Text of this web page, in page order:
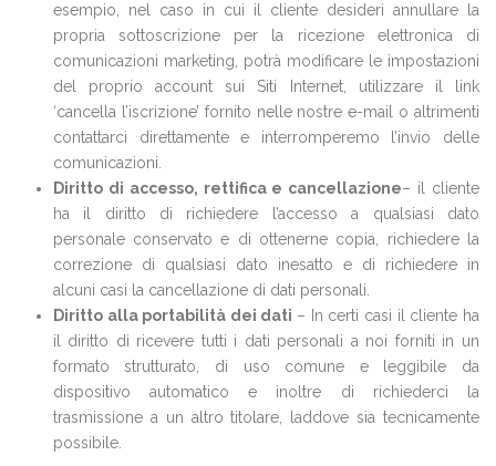
esempio, nel caso in cui il cliente desideri annullare la
propria sottoscrizione per la ricezione elettronica di
comunicazioni marketing, potrà modificare le impostazioni
del proprio account sui Siti Internet, utilizzare il link
‘cancella l’iscrizione’ fornito nelle nostre e-mail o altrimenti
contattarci direttamente e interromperemo l’invio delle
comunicazioni.
Diritto di accesso, rettifica e cancellazione– il cliente
ha il diritto di richiedere l’accesso a qualsiasi dato
personale conservato e di ottenerne copia, richiedere la
correzione di qualsiasi dato inesatto e di richiedere in
alcuni casi la cancellazione di dati personali.
Diritto alla portabilità dei dati – In certi casi il cliente ha
il diritto di ricevere tutti i dati personali a noi forniti in un
formato strutturato, di uso comune e leggibile da
dispositivo automatico e inoltre di richiederci la
trasmissione a un altro titolare, laddove sia tecnicamente
possibile.